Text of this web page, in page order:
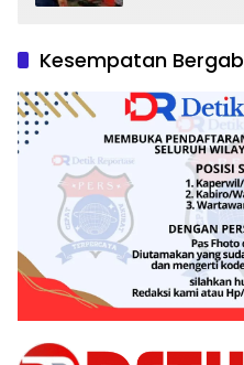
Kesempatan